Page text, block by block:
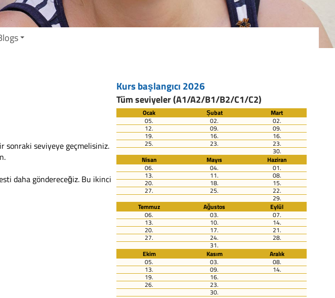
sonraki seviyeye geçmelisiniz.
daha göndereceğiz. Bu ikinci
Kurs başlangıcı 2026
Tüm seviyeler (A1/A2/B1/B2/C1/C2)
Ocak Șubat
Mart
05.
02. 02.
12. 09. 09.
19. 16. 16.
25. 23. 23.
30.
Nisan
Mayıs
Haziran
06.
04. 01.
13. 11. 08.
20. 18. 15.
27. 25. 22.
29.
Temmuz
Ağustos
Eylül
06.
03. 07.
13. 10. 14.
20. 17. 21.
27. 24. 28.
31.
Ekim
Kasım
Aralık
05.
03. 08.
13. 09. 14.
19. 16.
26. 23.
30.